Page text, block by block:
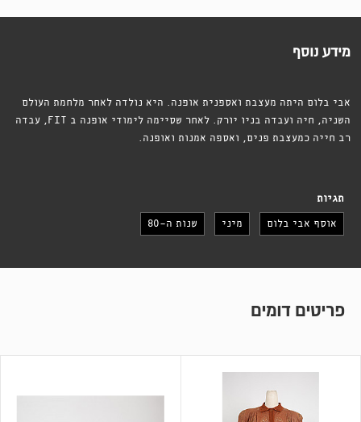
מידע נוסף
אבי בלום היתה מעצבת ואספנית אופנה. היא נולדה לאחר מלחמת העולם
השניה, חיה ועבדה בניו יורק. לאחר שסיימה לימודי אופנה ב FIT, עבדה
רב חייה כמעצבת פנים, ואספה אמנות ואופנה.
תגיות
אוסף אבי בלום מיני שנות ה-80
פריטים דומים